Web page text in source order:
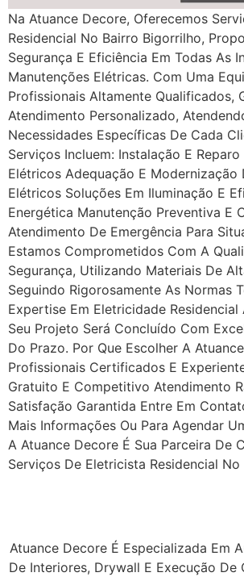
Na Atuance Decore, Oferecemos
Residencial No Bairro Bigorrilho,
Segurança E Eficiência Em Todas As
Manutenções Elétricas. Com Uma
Profissionais Altamente Qualificados,
Atendimento Personalizado,
Necessidades Específicas De Cada
Serviços Incluem: Instalação E
Elétricos Adequação E Modernização
Elétricos Soluções Em Iluminação E
Energética Manutenção Preventiva E
Atendimento De Emergência Para
Estamos Comprometidos Com A
Segurança, Utilizando Materiais De
Seguindo Rigorosamente As Normas
Expertise Em Eletricidade Residencial
Seu Projeto Será Concluído Com
Do Prazo. Por Que Escolher A
Profissionais Certificados E
Gratuito E Competitivo Atendimento
Satisfação Garantida Entre Em
Mais Informações Ou Para Agendar
A Atuance Decore É Sua Parceira De
Serviços De Eletricista Residencial
Atuance Decore É Especializada Em
De Interiores, Drywall E Execução De